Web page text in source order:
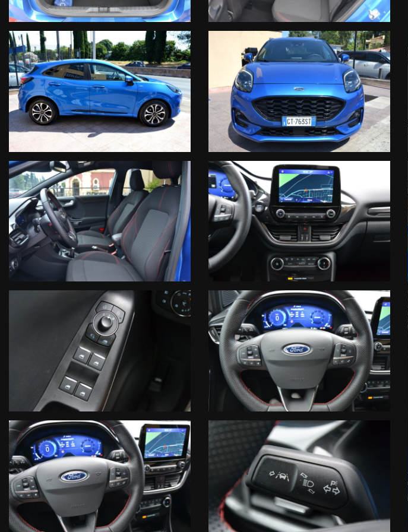
- Navigatore satellitare cartografico 3D
- Sistema AppleCarPlay
- Sistema Android&Auto
- Vivavoce Bluetooth
- Streaming audio Bluetooth
- USB & ingresso sd card
- Computer di bordo
- Comandi vocali
Comfort:
- Climatizzatore automatico
- Sedili regolabili in altezza
- Volante regolabile
- Volante multifunzione
- Regolazione lombare sedile guidatore
- Cruise control
- Bracciolo anteriore con portaoggetti integrato
- Vetri privacy
La vettura in oggetto COMPRENDE nel prezzo di vendita una GARANZIA di 12 MESI, con
Motore
Cambio Manuale/Automatico
Turbocompressore
Circuito di Alimentazione
Circuito di Raffreddamento
Compressore Aria Condizionata
Le informazioni qui contenute non costituiscono base contrattuale, sono puramente indicative e non
clientela interessata all'acquisto a verificare la correttezza dei dati e degli optional inseriti